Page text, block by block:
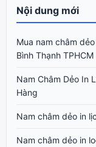
Nội dung mới
Mua nam châm
Bình Thạnh TPHCM
Nam Châm Dẻo In
Hàng
Nam châm dẻo in
Nam châm dẻo in